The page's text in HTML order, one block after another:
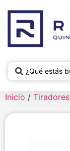
Inicio / Tiradores